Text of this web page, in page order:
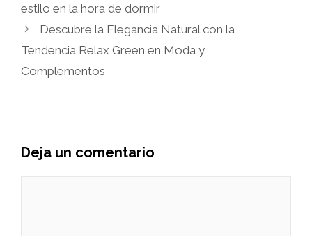
estilo en la hora de dormir
Descubre la Elegancia Natural con la
Tendencia Relax Green en Moda y
Complementos
Deja un comentario